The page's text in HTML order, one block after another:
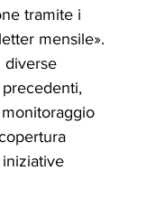
tramite i
mensile».
diverse